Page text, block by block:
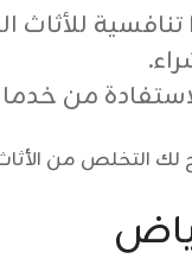
تنافسية
من
التخلص من